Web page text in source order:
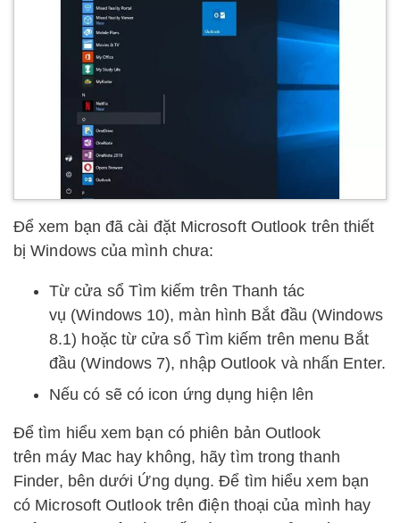
Để xem bạn đã cài đặt Microsoft Outlook trên thiết
bị Windows của mình chưa:
Từ cửa sổ Tìm kiếm trên Thanh tác
vụ (Windows 10), màn hình Bắt đầu (Windows
8.1) hoặc từ cửa sổ Tìm kiếm trên menu Bắt
đầu (Windows 7), nhập Outlook và nhấn Enter.
Nếu có sẽ có icon ứng dụng hiện lên
Để tìm hiểu xem bạn có phiên bản Outlook
trên máy Mac hay không, hãy tìm trong thanh
Finder, bên dưới Ứng dụng. Để tìm hiểu xem bạn
có Microsoft Outlook trên điện thoại của mình hay